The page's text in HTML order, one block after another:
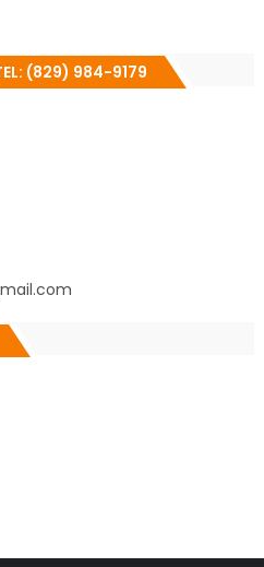
(829) 984-9179